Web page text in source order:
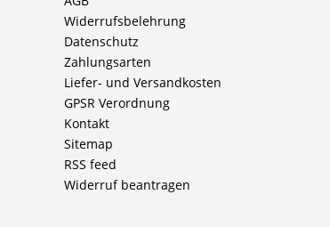
Widerrufsbelehrung
Datenschutz
Zahlungsarten
Liefer- und Versandkosten
GPSR Verordnung
Kontakt
Sitemap
RSS feed
Widerruf beantragen